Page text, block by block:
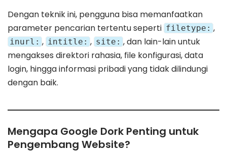
Dengan teknik ini, pengguna bisa memanfaatkan
parameter pencarian tertentu seperti filetype: ,
inurl: , intitle: , site: , dan lain-lain untuk
mengakses direktori rahasia, file konfigurasi, data
login, hingga informasi pribadi yang tidak dilindungi
dengan baik.
Mengapa Google Dork Penting untuk
Pengembang Website?